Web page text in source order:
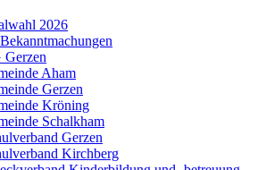
2026
Gerzen
Aham
Gerzen
Kröning
Schalkham
Gerzen
Kirchberg